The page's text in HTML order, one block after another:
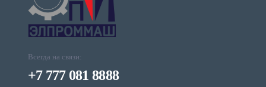
Всегда на связи:
+7 777 081 8888